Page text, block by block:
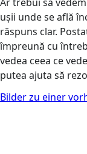
ușii unde se află
răspuns clar.
împreună cu
vedea ceea ce
putea ajuta să
Bilder zu einer